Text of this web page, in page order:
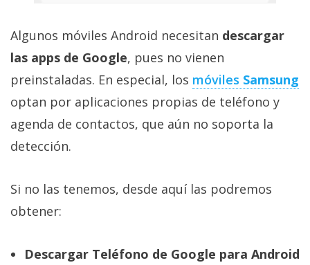
Algunos móviles Android necesitan descargar
las apps de Google, pues no vienen
preinstaladas. En especial, los móviles Samsung
optan por aplicaciones propias de teléfono y
agenda de contactos, que aún no soporta la
detección.
Si no las tenemos, desde aquí las podremos
obtener:
Descargar Teléfono de Google para Android